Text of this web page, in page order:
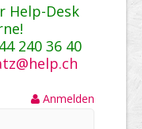
Help-Desk
240 36 40
Anmelden